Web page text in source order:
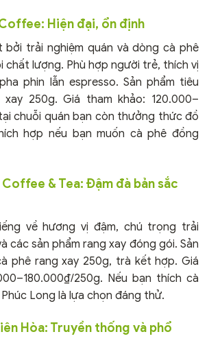
: Hiện đại, ổn định
bởi trải nghiệm quán và dòng cà phê
chất lượng. Phù hợp người trẻ, thích vị
phin lẫn espresso. Sản phẩm tiêu
250g. Giá tham khảo: 120.000–
chuỗi quán bạn còn thưởng thức đồ
hợp nếu bạn muốn cà phê đồng
& Tea: Đậm đà bản sắc
về hương vị đậm, chú trọng trải
các sản phẩm rang xay đóng gói. Sản
phê rang xay 250g, trà kết hợp. Giá
250g. Nếu bạn thích cà
Long là lựa chọn đáng thử.
Hòa: Truyền thống và phổ